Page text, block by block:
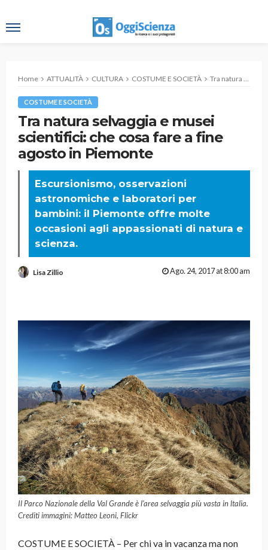
Home ATTUALITÀ CULTURA COSTUME E SOCIETÀ Tra natura selvaggia e musei scientifici: che cosa fare a fine agosto in Piemonte
COSTUME E SOCIETÀ
Tra natura selvaggia e musei
scientifici: che cosa fare a fine
agosto in Piemonte
Escursionismo, osservazioni
astronomiche e laboratori per
bambini: il Piemonte offre molte
occasioni agli appassionati di natura e
scienza.
Lisa Zillio Ago. 24, 2017 at 8:00 am
Il Parco Nazionale della Val Grande è l’area selvaggia più vasta in ltalia.
Crediti immagini: Matteo Leoni, Flickr
COSTUME E SOCIETÀ – Per chi va in vacanza ma non